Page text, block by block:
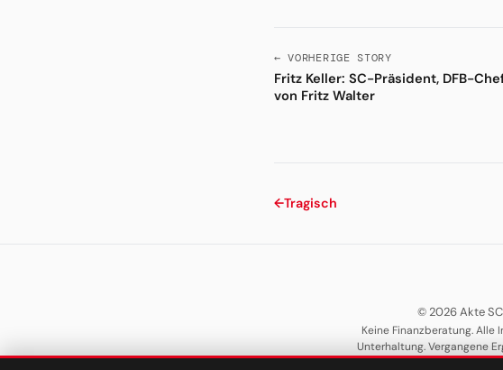
← VORHERIGE STORY
Fritz Keller: SC-Präsident, DFB-
von Fritz Walter
←Tragisch
© 2026 Akte
Keine Finanzberatung.
Unterhaltung. Vergangene